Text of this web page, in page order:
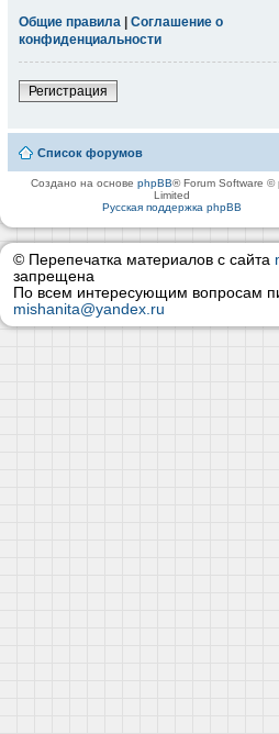
Общие правила | Соглашение о
конфиденциальности
Регистрация
Список форумов
Создано на основеphpBB® Forum Software ©
Limited
Русская поддержка phpBB
© Перепечатка материалов с сайта
запрещена
По всем интересующим вопросам
mishanita@yandex.ru